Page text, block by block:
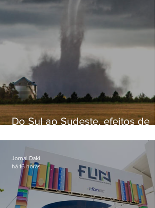
Do Sul ao Sudeste, efeitos de
apreensão na população
Jornal Daki
há 16 horas